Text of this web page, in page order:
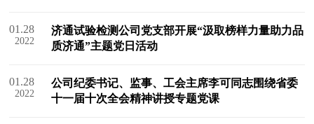
01.28
2022
济通试验检测公司党支部开展“汲取榜样力量助力品
质济通”主题党日活动
01.28
2022
公司纪委书记、监事、工会主席李可同志围绕省委
十一届十次全会精神讲授专题党课